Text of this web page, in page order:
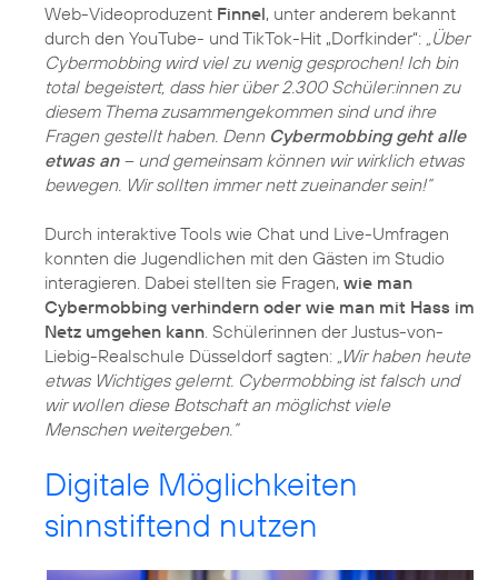
Web-Videoproduzent Finnel, unter anderem bekannt
durch den YouTube- und TikTok-Hit „Dorfkinder“: „Über
Cybermobbing wird viel zu wenig gesprochen! Ich bin
total begeistert, dass hier über 2.300 Schüler:innen zu
diesem Thema zusammengekommen sind und ihre
Fragen gestellt haben. Denn Cybermobbing geht alle
etwas an– und gemeinsam können wir wirklich etwas
bewegen. Wir sollten immer nett zueinander sein!“
Durch interaktive Tools wie Chat und Live-Umfragen
konnten die Jugendlichen mit den Gästen im Studio
interagieren. Dabei stellten sie Fragen, wie man
Cybermobbing verhindern oder wie man mit Hass im
Netz umgehen kann . Schülerinnen der Justus-von-
Liebig-Realschule Düsseldorf sagten: „Wir haben heute
etwas Wichtiges gelernt. Cybermobbing ist falsch und
wir wollen diese Botschaft an möglichst viele
Menschen weitergeben.“
Digitale Möglichkeiten
sinnstiftend nutzen